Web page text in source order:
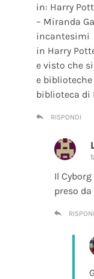
in: Harry
– Miranda
incantesimi
in Harry
e visto che
e
biblioteca di
RISPONDI
Il Cyborg
preso